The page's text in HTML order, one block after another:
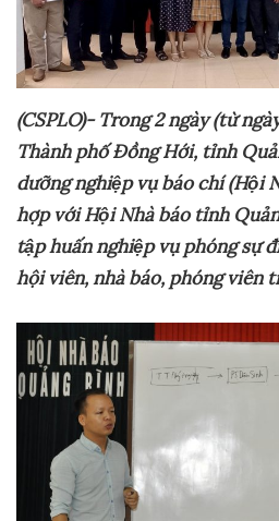
(CSPLO)- Trong2 ngày (từ
Thành phố Đồng Hới, tỉnh
dưỡng nghiệp vụ báo chí (Hội
hợp với Hội Nhà báo tỉnh
tập huấn nghiệp vụ phóng sự
hội viên, nhà báo, phóng viên